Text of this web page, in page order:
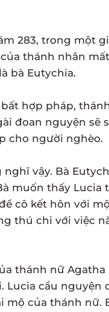
283, trong một
thánh nhân
bà Eutychia.
hợp pháp,
đoan nguyện
cho người nghèo.
vậy. Bà
muốn thấy
cô kết hôn với
thú chi với việc
thánh nữ
Lucia cầu nguyện
của thánh nữ.